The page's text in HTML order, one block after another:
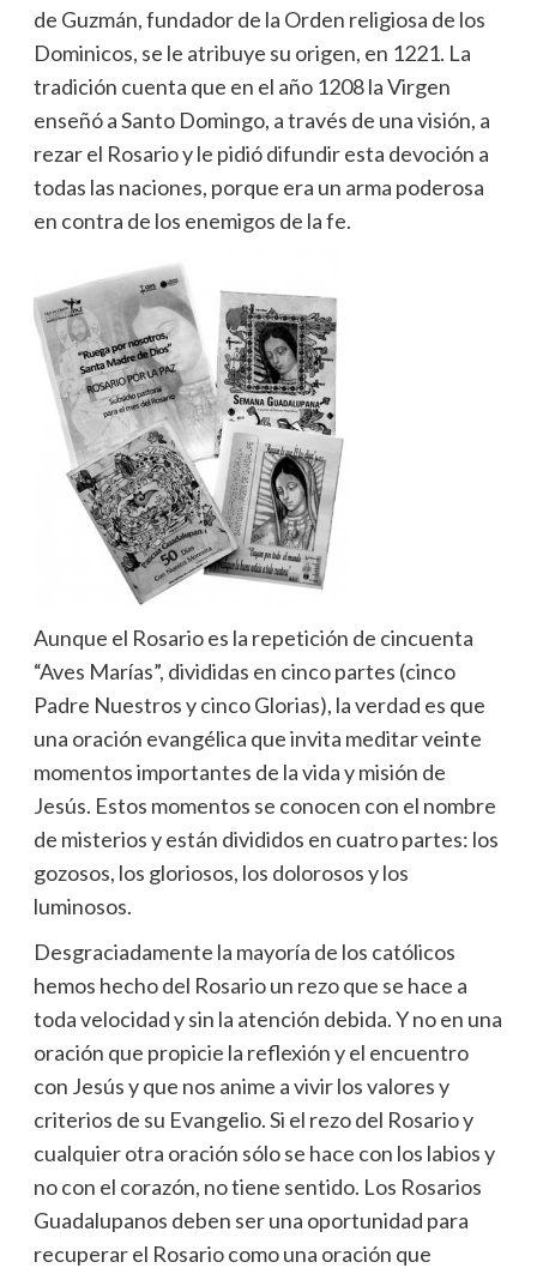
de Guzmán, fundador de la Orden religiosa de los
Dominicos, se le atribuye su origen, en 1221. La
tradición cuenta que en el año 1208 la Virgen
enseñó a Santo Domingo, a través de una visión, a
rezar el Rosario y le pidió difundir esta devoción a
todas las naciones, porque era un arma poderosa
en contra de los enemigos de la fe.
Aunque el Rosario es la repetición de cincuenta
“Aves Marías”, divididas en cinco partes (cinco
Padre Nuestros y cinco Glorias), la verdad es que
una oración evangélica que invita meditar veinte
momentos importantes de la vida y misión de
Jesús. Estos momentos se conocen con el nombre
de misterios y están divididos en cuatro partes: los
gozosos, los gloriosos, los dolorosos y los
luminosos.
Desgraciadamente la mayoría de los católicos
hemos hecho del Rosario un rezo que se hace a
toda velocidad y sin la atención debida. Y no en una
oración que propicie la reflexión y el encuentro
con Jesús y que nos anime a vivir los valores y
criterios de su Evangelio. Si el rezo del Rosario y
cualquier otra oración sólo se hace con los labios y
no con el corazón, no tiene sentido. Los Rosarios
Guadalupanos deben ser una oportunidad para
recuperar el Rosario como una oración que